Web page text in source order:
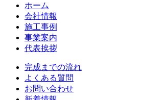
ホーム
会社情報
施工事例
事業案内
代表挨拶
完成までの流れ
よくある質問
お問い合わせ